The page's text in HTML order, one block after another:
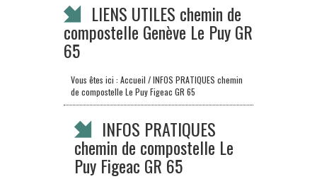
LIENS UTILES chemin de
compostelle Genève Le Puy GR
65
Vous êtes ici : Accueil / INFOS PRATIQUES chemin
de compostelle Le Puy Figeac GR 65
INFOS PRATIQUES
chemin de compostelle Le
Puy Figeac GR 65